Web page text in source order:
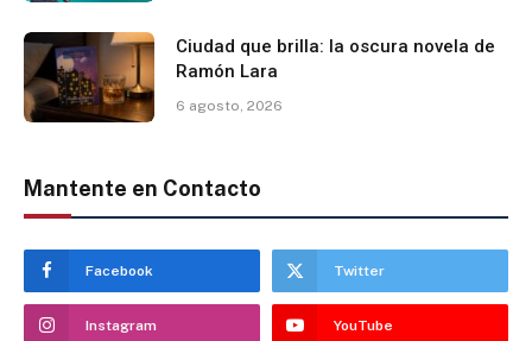
Ciudad que brilla: la oscura novela de
Ramón Lara
6 agosto, 2026
Mantente en Contacto
Facebook Twitter
Instagram YouTube